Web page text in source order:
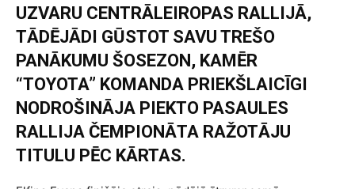
UZVARU CENTRĀLEIROPAS RALLIJĀ,
TĀDĒJĀDI GŪSTOT SAVU TREŠO
PANĀKUMU ŠOSEZON, KAMĒR
“TOYOTA” KOMANDA PRIEKŠLAICĪGI
NODROŠINĀJA PIEKTO PASAULES
RALLIJA ČEMPIONĀTA RAŽOTĀJU
TITULU PĒC KĀRTAS.